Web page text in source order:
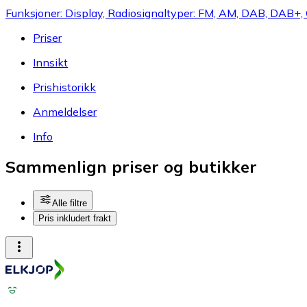
Funksjoner: Display, Radiosignaltyper: FM, AM, DAB,
Priser
Innsikt
Prishistorikk
Anmeldelser
Info
Sammenlign priser og butikker
Alle filtre
Pris inkludert frakt